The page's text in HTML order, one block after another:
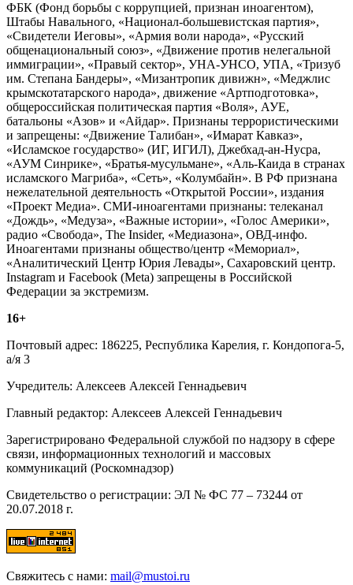
ФБК (Фонд борьбы с коррупцией, признан иноагентом),
Штабы Навального, «Национал-большевистская партия»,
«Свидетели Иеговы», «Армия воли народа», «Русский
общенациональный союз», «Движение против нелегальной
иммиграции», «Правый сектор», УНА-УНСО, УПА, «Тризуб
им. Степана Бандеры», «Мизантропик дивижн», «Меджлис
крымскотатарского народа», движение «Артподготовка»,
общероссийская политическая партия «Воля», АУЕ,
батальоны «Азов» и «Айдар». Признаны террористическими
и запрещены: «Движение Талибан», «Имарат Кавказ»,
«Исламское государство» (ИГ, ИГИЛ), Джебхад-ан-Нусра,
«АУМ Синрике», «Братья-мусульмане», «Аль-Каида в странах
исламского Магриба», «Сеть», «Колумбайн». В РФ признана
нежелательной деятельность «Открытой России», издания
«Проект Медиа». СМИ-иноагентами признаны: телеканал
«Дождь», «Медуза», «Важные истории», «Голос Америки»,
радио «Свобода», The Insider, «Медиазона», ОВД-инфо.
Иноагентами признаны общество/центр «Мемориал»,
«Аналитический Центр Юрия Левады», Сахаровский центр.
Instagram и Facebook (Metа) запрещены в Российской
Федерации за экстремизм.
16+
Почтовый адрес: 186225, Республика Карелия, г. Кондопога-5,
а/я 3
Учредитель: Алексеев Алексей Геннадьевич
Главный редактор: Алексеев Алексей Геннадьевич
Зарегистрировано Федеральной службой по надзору в сфере
связи, информационных технологий и массовых
коммуникаций (Роскомнадзор)
Свидетельство о регистрации: ЭЛ № ФС 77 – 73244 от
20.07.2018 г.
Свяжитесь с нами: mail@mustoi.ru